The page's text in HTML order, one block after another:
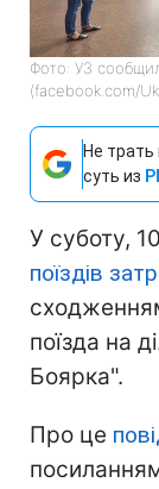
Фото: УЗ
(facebook.com/
Не
суть из
У суботу,
поїздів
поїзда на
Боярка".
Про це